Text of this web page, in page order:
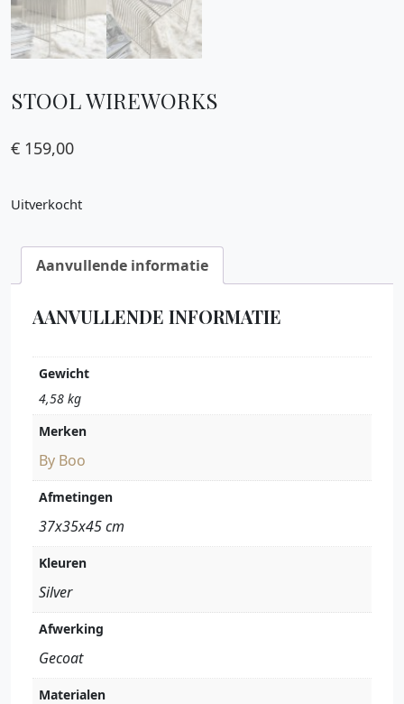
STOOL WIREWORKS
€ 159,00
Uitverkocht
Aanvullende informatie
AANVULLENDE INFORMATIE
Gewicht
4,58 kg
Merken
By Boo
Afmetingen
37x35x45 cm
Kleuren
Silver
Afwerking
Gecoat
Materialen